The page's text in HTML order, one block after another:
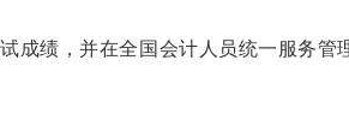
成绩，并在全国会计人员统一服务管